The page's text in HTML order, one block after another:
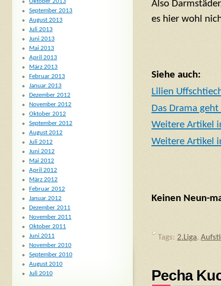
Also
es hier wohl
Siehe auch:
Lilien
Das Drama
Weitere Artikel
Weitere Artikel
Keinen Neun-
Tags: 2.Liga,
Pecha
Oktober 2013
September 2013
August 2013
Juli 2013
Juni 2013
Mai 2013
April 2013
März 2013
Februar 2013
Januar 2013
Dezember 2012
November 2012
Oktober 2012
September 2012
August 2012
Juli 2012
Juni 2012
Mai 2012
April 2012
März 2012
Februar 2012
Januar 2012
Dezember 2011
November 2011
Oktober 2011
Juni 2011
November 2010
September 2010
August 2010
Juli 2010